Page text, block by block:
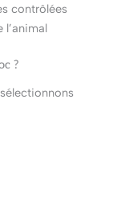
contrôlées
l’animal
?